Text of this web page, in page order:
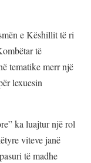
e Këshillit të ri
të
tematike merr një
lexuesin
ka luajtur një rol
viteve janë
të madhe